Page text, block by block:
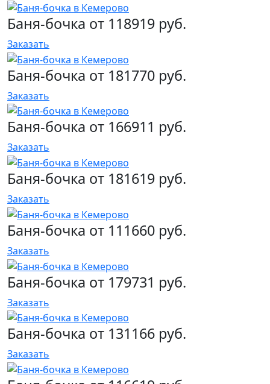
Баня-бочка от 118919 руб.
Заказать
Баня-бочка от 181770 руб.
Заказать
Баня-бочка от 166911 руб.
Заказать
Баня-бочка от 181619 руб.
Заказать
Баня-бочка от 111660 руб.
Заказать
Баня-бочка от 179731 руб.
Заказать
Баня-бочка от 131166 руб.
Заказать